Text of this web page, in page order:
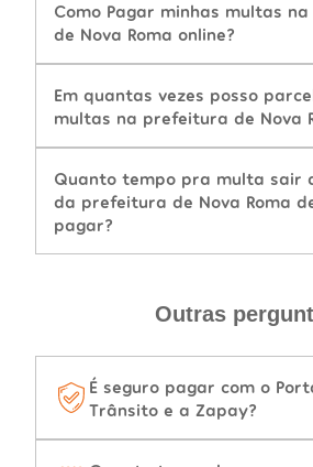
Como Pagar minhas multas
de Nova Roma online?
Em quantas vezes posso
multas na prefeitura de Nova
Quanto tempo pra multa sair
da prefeitura de Nova Roma
pagar?
Outras
É seguro pagar com o
Trânsito e a Zapay?